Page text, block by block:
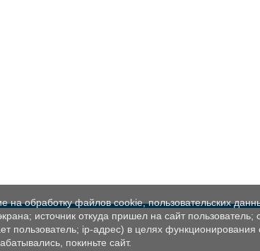
на обработку файлов cookie, пользовательских
источник откуда пришел на сайт
пользователь; ip-адрес) в целях функционирования
покиньте сайт.